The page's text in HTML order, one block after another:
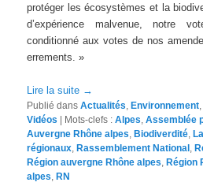
protéger les écosystèmes et la
d’expérience malvenue, notre
conditionné aux votes de nos
errements. »
Lire la suite →
Publié dans Actualités ,Environnement
Vidéos | Mots-clefs : Alpes ,Assemblée
Auvergne Rhône alpes ,Biodiverdité ,
régionaux ,Rassemblement National ,
Région auvergne Rhône alpes ,Région
alpes ,RN